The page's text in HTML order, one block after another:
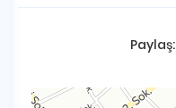
Paylaş: